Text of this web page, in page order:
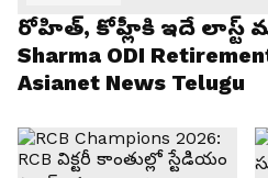
రోహిత్, కోహ్లీకి ఇదే లాస్ట్
Sharma ODI
Asianet News Telugu